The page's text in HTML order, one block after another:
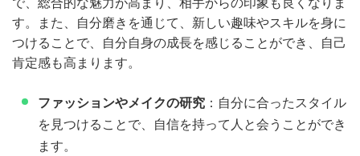
す。また、自分磨きを通じて、新しい趣味やスキルを身に
つけることで、自分自身の成長を感じることができ、自己
肯定感も高まります。
ファッションやメイクの研究 ：自分に合ったスタイル
を見つけることで、自信を持って人と会うことができ
ます。